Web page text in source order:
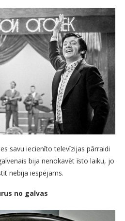
savu iecienīto televīzijas pārraidi
bija nenokavēt īsto laiku, jo
nebija iespējams.
no galvas